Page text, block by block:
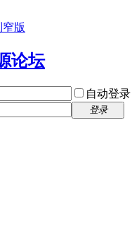
版
自动登录
登录